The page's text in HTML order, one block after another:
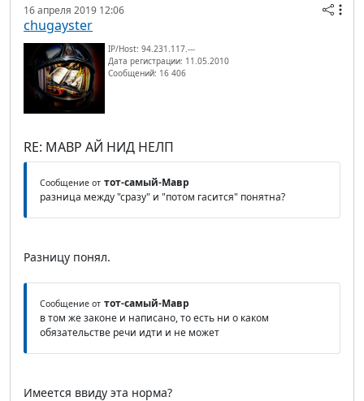
16 апреля 2019 12:06
chugayster
IP/Host: 94.231.117.---
Дата регистрации: 11.05.2010
Сообщений: 16 406
RE: МАВР АЙ НИД НЕЛП
Сообщение от тот-самый-Мавр
разница между "сразу" и "потом гасится" понятна?
Разницу понял.
Сообщение от тот-самый-Мавр
в том же законе и написано, то есть ни о каком
обязательстве речи идти и не может
Имеется ввиду эта норма?